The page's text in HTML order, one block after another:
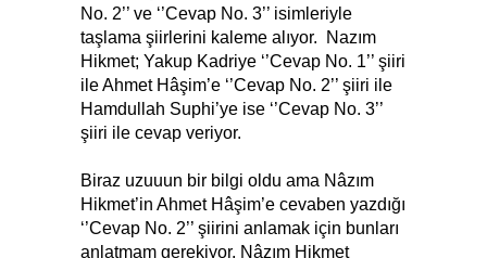
No. 2’’ ve ‘’Cevap No. 3’’ isimleriyle
taşlama şiirlerini kaleme alıyor. Nazım
Hikmet; Yakup Kadriye ‘’Cevap No. 1’’ şiiri
ile Ahmet Hâşim’e ‘’Cevap No. 2’’ şiiri ile
Hamdullah Suphi’ye ise ‘’Cevap No. 3’’
şiiri ile cevap veriyor.
Biraz uzuuun bir bilgi oldu ama Nâzım
Hikmet’in Ahmet Hâşim’e cevaben yazdığı
‘’Cevap No. 2’’ şiirini anlamak için bunları
anlatmam gerekiyor. Nâzım Hikmet